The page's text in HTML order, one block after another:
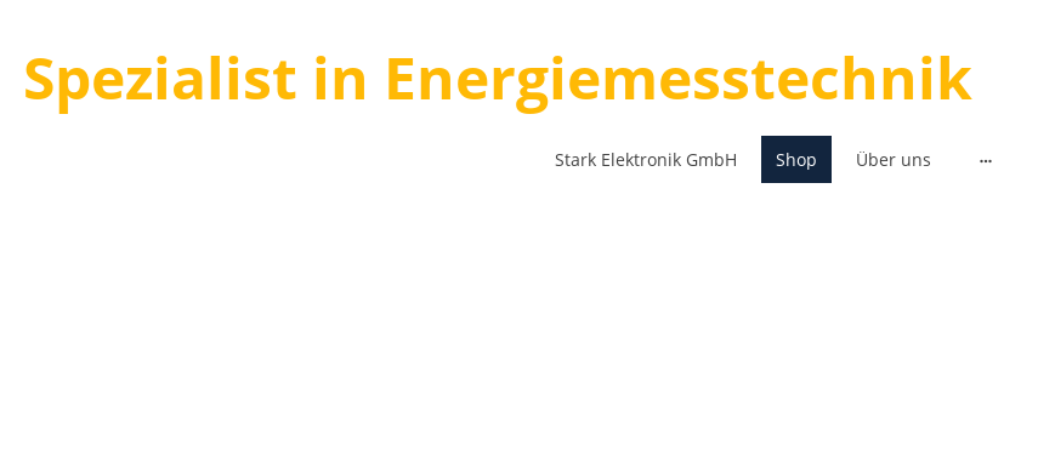
Spezialist in Energiemesstechnik
Stark Elektronik GmbH Shop Über uns